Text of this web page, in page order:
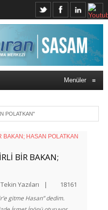
Menüler ≡
POLATKAN"
BİR BAKAN;
Yazıları | 18161
gitme Hasan” dedim.